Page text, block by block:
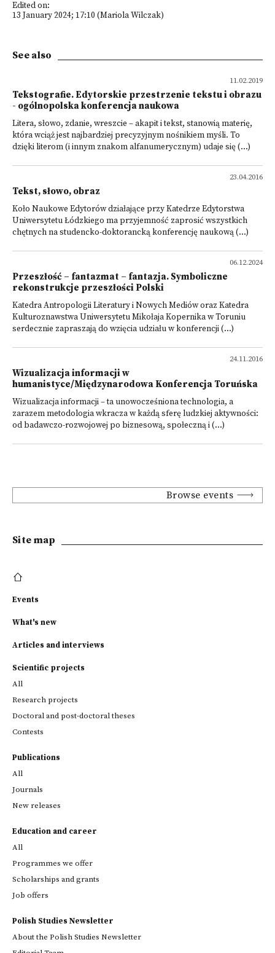
Edited on:
13 January 2024; 17:10 (Mariola Wilczak)
See also
11.02.2019
Tekstografie. Edytorskie przestrzenie tekstu i obrazu
- ogólnopolska konferencja naukowa
Litera, słowo, zdanie, wreszcie – akapit i tekst, stanowią materię,
która wciąż jest najbardziej precyzyjnym nośnikiem myśli. To
dzięki literom (i innym znakom alfanumerycznym) udaje się (...)
23.04.2016
Tekst, słowo, obraz
Koło Naukowe Edytorów działające przy Katedrze Edytorstwa
Uniwersytetu Łódzkiego ma przyjemność zaprosić wszystkich
chętnych na studencko-doktorancką konferencję naukową (...)
06.12.2024
Przeszłość – fantazmat – fantazja. Symboliczne
rekonstrukcje przeszłości Polski
Katedra Antropologii Literatury i Nowych Mediów oraz Katedra
Kulturoznawstwa Uniwersytetu Mikołaja Kopernika w Toruniu
serdecznie zapraszają do wzięcia udziału w konferencji (...)
24.11.2016
Wizualizacja informacji w
humanistyce/Międzynarodowa Konferencja Toruńska
Wizualizacja informacji – ta unowocześniona technologia, a
zarazem metodologia wkracza w każdą sferę ludzkiej aktywności:
od badawczo-rozwojowej po biznesową, społeczną i (...)
Browse events
Site map
Events
What's new
Articles and interviews
Scientific projects
All
Research projects
Doctoral and post-doctoral theses
Contests
Publications
All
Journals
New releases
Education and career
All
Programmes we offer
Scholarships and grants
Job offers
Polish Studies Newsletter
About the Polish Studies Newsletter